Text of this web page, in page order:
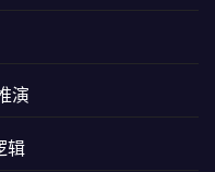
演
辑